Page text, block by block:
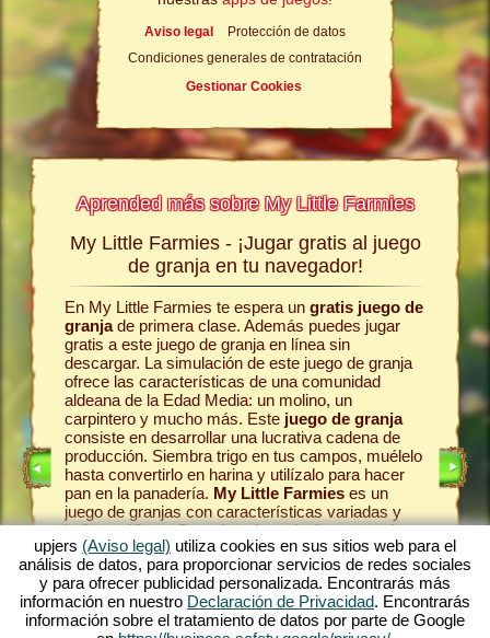
Aviso legal
Protección de datos
Condiciones generales de contratación
Gestionar Cookies
Aprended más sobre My Little Farmies
sin
jugar
uno
es
ofrece
en el
. Juega
alguno
My Little Farmies - ¡Jugar gratis al juego
de granja en tu navegador!
En My Little Farmies te espera un gratis juego de
granjade primera clase. Además puedes jugar
gratis a este juego de granja en línea sin
descargar. La simulación de este juego de granja
ofrece las características de una comunidad
aldeana de la Edad Media: un molino, un
carpintero y mucho más. Este juego de granja
consiste en desarrollar una lucrativa cadena de
producción. Siembra trigo en tus campos, muélelo
hasta convertirlo en harina y utilízalo para hacer
pan en la panadería. My Little Farmieses un
juego de granjas con características variadas y
bellos gráficos. Organizas la agricultura en todas
sus facetas: desde el cultivo de hortalizas hasta la
cría de animales de granja. Encontrarás en el
juego gratis onlineanimales de granja
tradicionales como el cerdo Mangalica o la gallina
sedosa. Crea florecientes paisajes en My Little
La
la
el
en la
Como
las
en la
una
pueblo
tu
máximo
entorno
upjers (Aviso legal) utiliza cookies en sus sitios web para el
análisis de datos, para proporcionar servicios de redes sociales
y para ofrecer publicidad personalizada. Encontrarás más
información en nuestro Declaración de Privacidad. Encontrarás
información sobre el tratamiento de datos por parte de Google